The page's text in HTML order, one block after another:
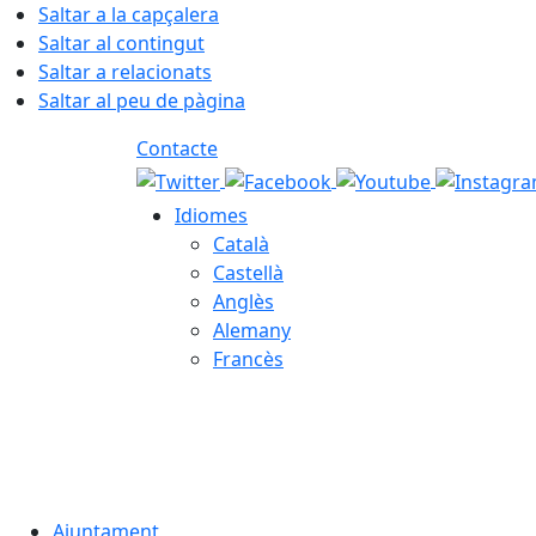
Saltar a la capçalera
Saltar al contingut
Saltar a relacionats
Saltar al peu de pàgina
Contacte
Idiomes
Català
Castellà
Anglès
Alemany
Francès